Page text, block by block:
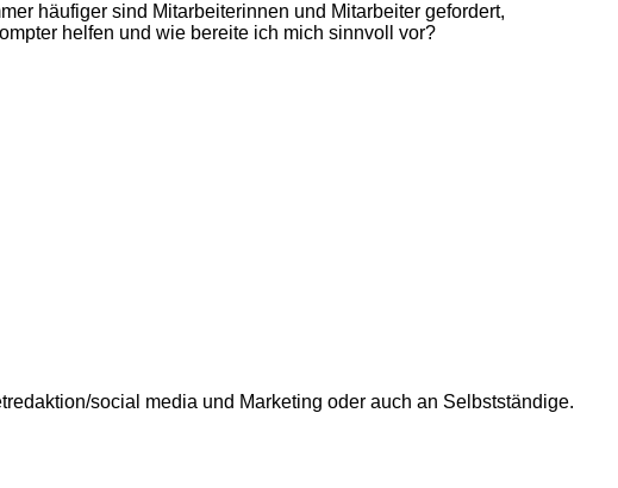
häufiger sind Mitarbeiterinnen und Mitarbeiter gefordert,
helfen und wie bereite ich mich sinnvoll vor?
social media und Marketing oder auch an Selbstständige.